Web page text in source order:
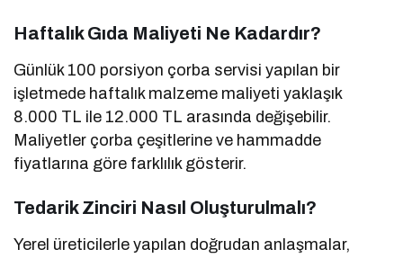
Haftalık Gıda Maliyeti Ne Kadardır?
Günlük 100 porsiyon çorba servisi yapılan bir
işletmede haftalık malzeme maliyeti yaklaşık
8.000 TL ile 12.000 TL arasında değişebilir.
Maliyetler çorba çeşitlerine ve hammadde
fiyatlarına göre farklılık gösterir.
Tedarik Zinciri Nasıl Oluşturulmalı?
Yerel üreticilerle yapılan doğrudan anlaşmalar,